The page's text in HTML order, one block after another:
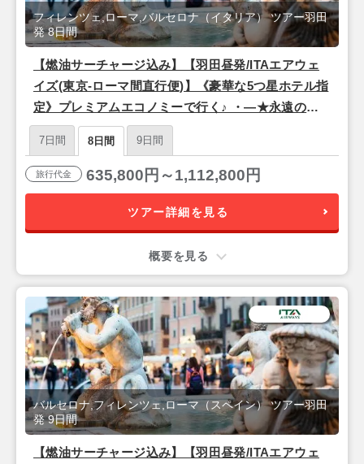
【燃油サーチャージ込み】【羽田昼発/ITAエアウェ
イズ(東京-ローマ間直行便)】《豪華な5つ星ホテル指
定》プレミアムエコノミーで行く♪ ・―★永遠の都
「ローマ」×ルネサンスの中心地「フィレンツェ」×
情熱の街「バルセロナ」★―・8日間
フィレンツェ,ローマ,バルセロナ（イタリア） ツアー羽田
発 8日間
7日間 8日間 9日間
旅行代金 635,800円～1,112,800円
ツアー詳細を見る
概要を見る
【燃油サーチャージ込み】【羽田昼発/ITAエアウェ
バルセロナ,フィレンツェ,ローマ（スペイン） ツアー羽田
発 9日間